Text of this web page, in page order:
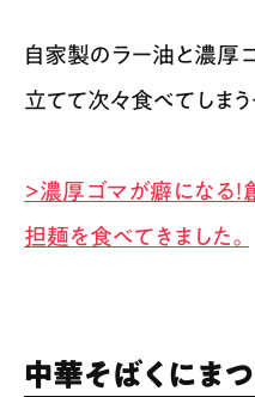
自家製のラー油と濃厚
立てて次々食べてしまう
>濃厚ゴマが癖になる
担麺を食べてきました。
中華そばくにま